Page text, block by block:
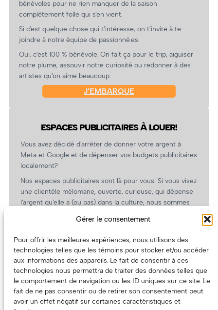
Gérer le consentement
Pour offrir les meilleures expériences, nous utilisons des
technologies telles que les témoins pour stocker et/ou accéder
aux informations des appareils. Le fait de consentir à ces
technologies nous permettra de traiter des données telles que
le comportement de navigation ou les ID uniques sur ce site. Le
fait de ne pas consentir ou de retirer son consentement peut
avoir un effet négatif sur certaines caractéristiques et
bénévoles pour ne rien manquer de la saison
complètement folle qui s’en vient.
Si c’est quelque chose qui t’intéresse, on t’invite à te
joindre à notre équipe de passionné.es.
Oui, c’est 100 % bénévole. On fait ça pour le trip, aiguiser
notre plume, assouvir notre curiosité ou redonner à des
artistes qu’on aime beaucoup.
J’EMBARQUE
ESPACES PUBLICITAIRES À LOUER!
Vous avez décidé d’arrêter de donner votre argent à
Meta et Google et de dépenser vos budgets publicitaires
localement?
Nos espaces publicitaires sont là pour vous! Si vous visez
une clientèle mélomane, ouverte, curieuse, qui dépense
l’argent qu’elle a (ou pas) dans la culture, nous sommes
revient.
(Oui, on va avoir des tarifs spéciaux pour vous, les
artistes!)